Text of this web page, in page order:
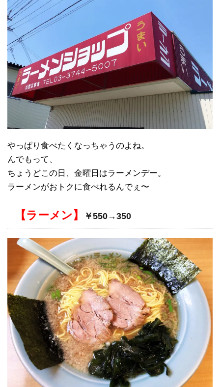
やっぱり食べたくなっちゃうのよね。
んでもって、
ちょうどこの日、金曜日はラーメンデー。
ラーメンがおトクに食べれるんでぇ〜
【ラーメン】 ￥550→350